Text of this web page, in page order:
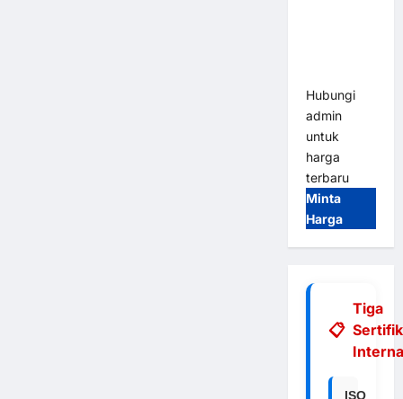
Hubungi
admin
untuk
harga
terbaru
Minta
Harga
Tiga
ISO